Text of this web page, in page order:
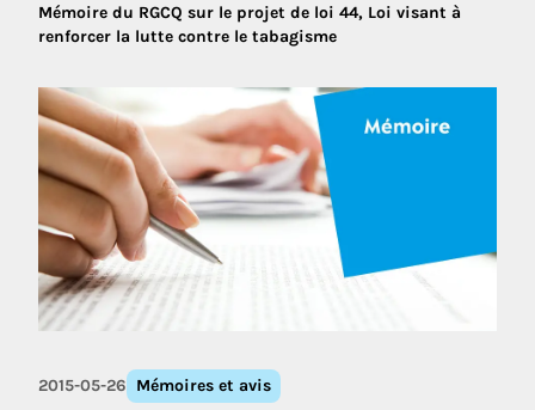
Mémoire du RGCQ sur le projet de loi 44, Loi visant à
renforcer la lutte contre le tabagisme
2015-05-26 Mémoires et avis